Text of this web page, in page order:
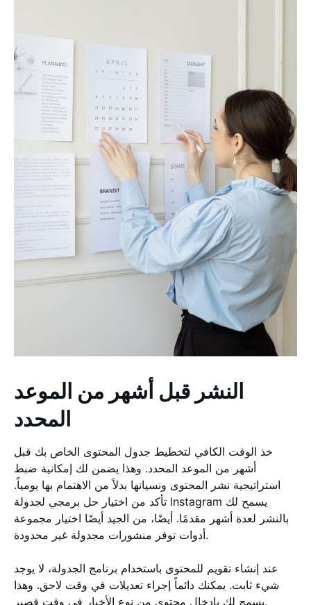
النشر قبل أشهر من الموعد
المحدد
خذ الوقت الكافي لتخطيط جدول المحتوى الخاص بك قبل
أشهر من الموعد المحدد. وهذا يضمن لك إمكانية ضبط
استراتيجية نشر المحتوى ونسيانها بدلاً من الاهتمام بها يومياً.
تأكد من اختيار حل برمجي لجدولة Instagram يسمح لك
بالنشر لعدة أشهر مقدمًا. أيضًا، من الجيد أيضًا اختيار مجموعة
أدوات توفر منشورات مجدولة غير محدودة.
عند إنشاء تقويم للمحتوى باستخدام برنامج الجدولة، لا يوجد
شيء ثابت. يمكنك دائماً إجراء تعديلات في وقت لاحق. وهذا
يسمح لك بإدخال محتوى من نوع الأخبار في وقت قصير.